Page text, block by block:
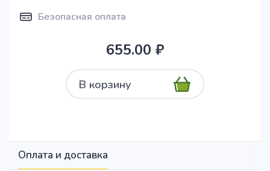
Безопасная оплата
655.00 ₽
В корзину
Оплата и доставка